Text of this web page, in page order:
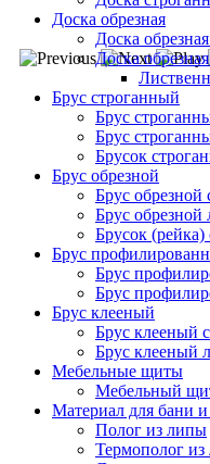
Доска обрезная
Доска
Доска
Брус строганный
Брус
Брус
Брусок
Брус обрезной
Брус обрезной
Брус обрезной
Брусок (рейка)
Брус
Брус
Брус
Брус клееный
Брус клееный
Брус клееный
Мебельные щиты
Мебельный
Материал для бани
Полог из липы
Термополог